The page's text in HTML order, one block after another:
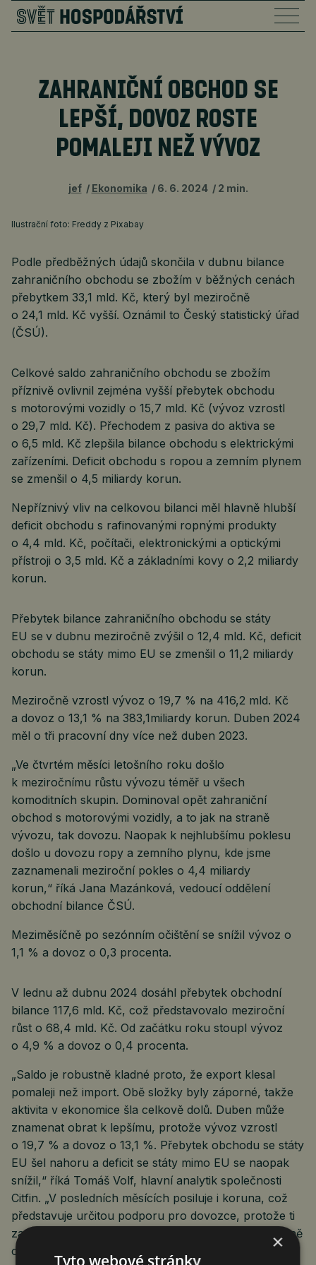
ZAHRANIČNÍ OBCHOD SE
LEPŠÍ, DOVOZ ROSTE
POMALEJI NEŽ VÝVOZ
jef Ekonomika 6. 6. 2024 2 min.
Ilustrační foto: Freddy z Pixabay
Podle předběžných údajů skončila v dubnu bilance
zahraničního obchodu se zbožím v běžných cenách
přebytkem 33,1 mld. Kč, který byl meziročně
o 24,1 mld. Kč vyšší. Oznámil to Český statistický úřad
(ČSÚ).
Celkové saldo zahraničního obchodu se zbožím
příznivě ovlivnil zejména vyšší přebytek obchodu
s motorovými vozidly o 15,7 mld. Kč (vývoz vzrostl
o 29,7 mld. Kč). Přechodem z pasiva do aktiva se
o 6,5 mld. Kč zlepšila bilance obchodu s elektrickými
zařízeními. Deficit obchodu s ropou a zemním plynem
se zmenšil o 4,5 miliardy korun.
Nepříznivý vliv na celkovou bilanci měl hlavně hlubší
deficit obchodu s rafinovanými ropnými produkty
o 4,4 mld. Kč, počítači, elektronickými a optickými
přístroji o 3,5 mld. Kč a základními kovy o 2,2 miliardy
korun.
Přebytek bilance zahraničního obchodu se státy
EU se v dubnu meziročně zvýšil o 12,4 mld. Kč, deficit
obchodu se státy mimo EU se zmenšil o 11,2 miliardy
korun.
Meziročně vzrostl vývoz o 19,7 % na 416,2 mld. Kč
a dovoz o 13,1 % na 383,1miliardy korun. Duben 2024
měl o tři pracovní dny více než duben 2023.
„Ve čtvrtém měsíci letošního roku došlo
k meziročnímu růstu vývozu téměř u všech
komoditních skupin. Dominoval opět zahraniční
obchod s motorovými vozidly, a to jak na straně
vývozu, tak dovozu. Naopak k nejhlubšímu poklesu
došlo u dovozu ropy a zemního plynu, kde jsme
zaznamenali meziroční pokles o 4,4 miliardy
korun,“ říká Jana Mazánková, vedoucí oddělení
obchodní bilance ČSÚ.
Meziměsíčně po sezónním očištění se snížil vývoz o
1,1 % a dovoz o 0,3 procenta.
V lednu až dubnu 2024 dosáhl přebytek obchodní
bilance 117,6 mld. Kč, což představovalo meziroční
růst o 68,4 mld. Kč. Od začátku roku stoupl vývoz
o 4,9 % a dovoz o 0,4 procenta.
„Saldo je robustně kladné proto, že export klesal
pomaleji než import. Obě složky byly záporné, takže
aktivita v ekonomice šla celkově dolů. Duben může
znamenat obrat k lepšímu, protože vývoz vzrostl
o 19,7 % a dovoz o 13,1 %. Přebytek obchodu se státy
EU šel nahoru a deficit se státy mimo EU se naopak
snížil,“ říká Tomáš Volf, hlavní analytik společnosti
Citfin. „V posledních měsících posiluje i koruna, což
představuje určitou podporu pro dovozce, protože ti
za dovezené zboží kupují cizí měny levněji, ale přesně
o to ztrácí exportéři. Dobře se ukazuje nutnost
×
Tyto webové stránky